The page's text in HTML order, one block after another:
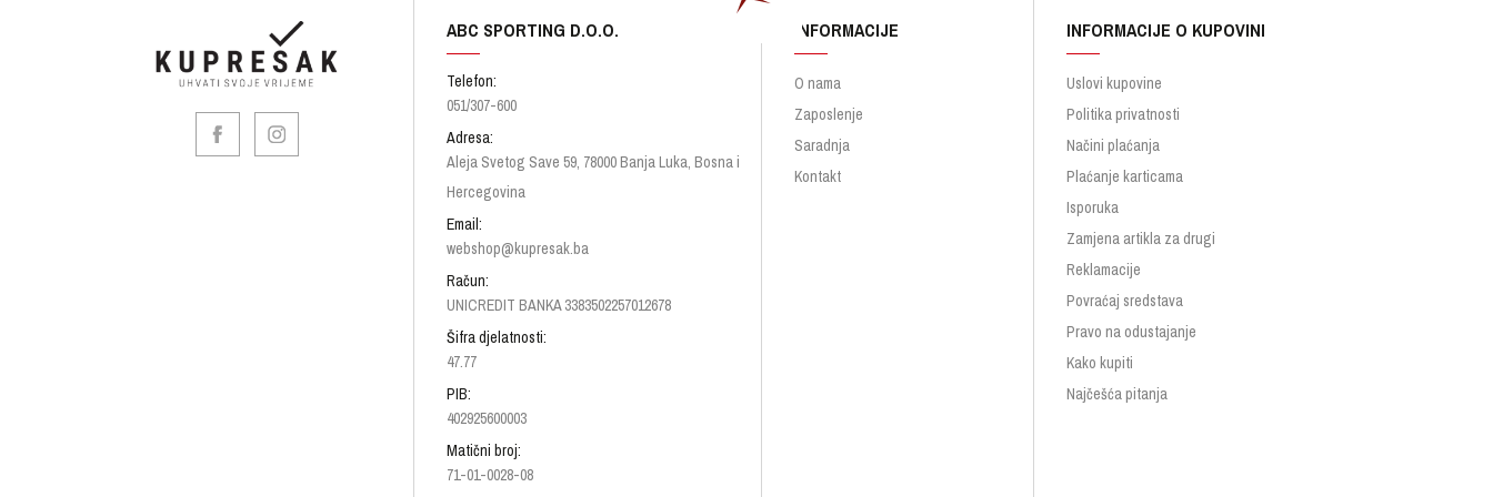
ABC SPORTING D.O.O.
Telefon:
051/307-600
Adresa:
Aleja Svetog Save 59, 78000 Banja Luka, Bosna i
Hercegovina
Email:
webshop@kupresak.ba
Račun:
UNICREDIT BANKA 3383502257012678
Šifra djelatnosti:
47.77
PIB:
402925600003
Matični broj:
71-01-0028-08
INFORMACIJE
O nama
Zaposlenje
Saradnja
Kontakt
INFORMACIJE O KUPOVINI
Uslovi kupovine
Politika privatnosti
Načini plaćanja
Plaćanje karticama
Isporuka
Zamjena artikla za drugi
Reklamacije
Povraćaj sredstava
Pravo na odustajanje
Kako kupiti
Najčešća pitanja